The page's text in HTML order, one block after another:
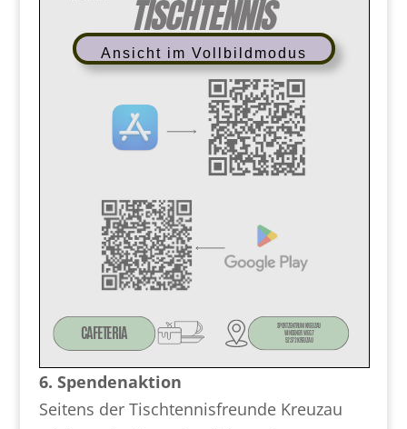
Ansicht im Vollbildmodus
6. Spendenaktion
Seitens der Tischtennisfreunde Kreuzau